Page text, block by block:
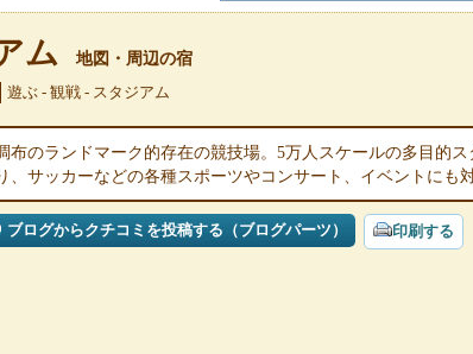
ム 地図・周辺の宿
遊ぶ - 観戦 - スタジアム
布のランドマーク的存在の競技場。5万人スケールの多目的
、サッカーなどの各種スポーツやコンサート、イベントにも
ブログからクチコミを投稿する（ブログパーツ） 印刷する